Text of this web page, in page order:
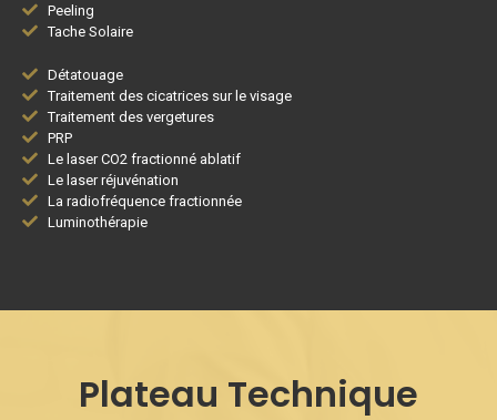
Peeling
Tache Solaire
Détatouage
Traitement des cicatrices sur le visage
Traitement des vergetures
PRP
Le laser CO2 fractionné ablatif
Le laser réjuvénation
La radiofréquence fractionnée
Luminothérapie
Plateau Technique